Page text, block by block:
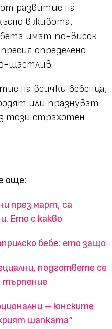
развитие на
в живота,
имат по-висок
определено
щастлив.
на всички бебенца,
или празнуват
този страхотен
още:
през март, са
Ето с какво
бебе: ето защо
подгответе се
търпение
– юнските
шапката“